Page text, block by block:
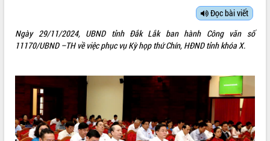
SỞ, BAN, NGÀNH
THÔNG TIN CHỈ ĐẠO ĐIỀU HÀNH
HỆ THỐNG VĂN BẢN
Đọc bài viết
Ngày 29/11/2024, UBND tỉnh Đắk Lắk ban hành Công văn số
11170/UBND –TH về việc phục vụ Kỳ họp thứ Chín, HĐND tỉnh khóa X.